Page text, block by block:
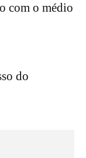
com o médio
do